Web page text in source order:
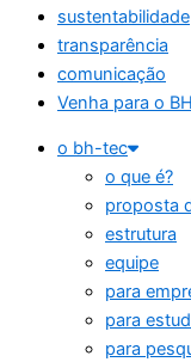
sustentabilidade
transparência
comunicação
Venha para o
o bh-tec
o que é?
proposta
estrutura
equipe
para
para
para